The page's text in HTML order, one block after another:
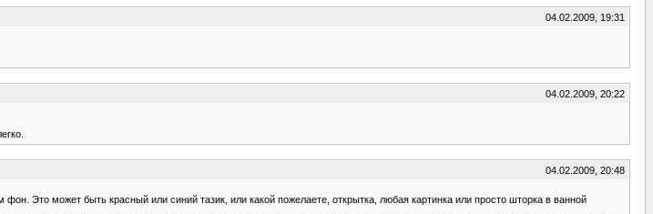
04.02.2009, 19:31
04.02.2009, 20:22
04.02.2009, 20:48
Это может быть красный или синий тазик, или какой пожелаете, открытка, любая картинка или просто шторка в ванной